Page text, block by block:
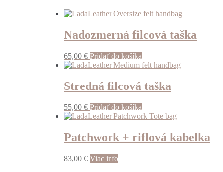
Nadozmerná filcová taška
65,00 € Pridať do košíka
Stredná filcová taška
55,00 € Pridať do košíka
Patchwork + riflová kabelka
83,00 € Viac info